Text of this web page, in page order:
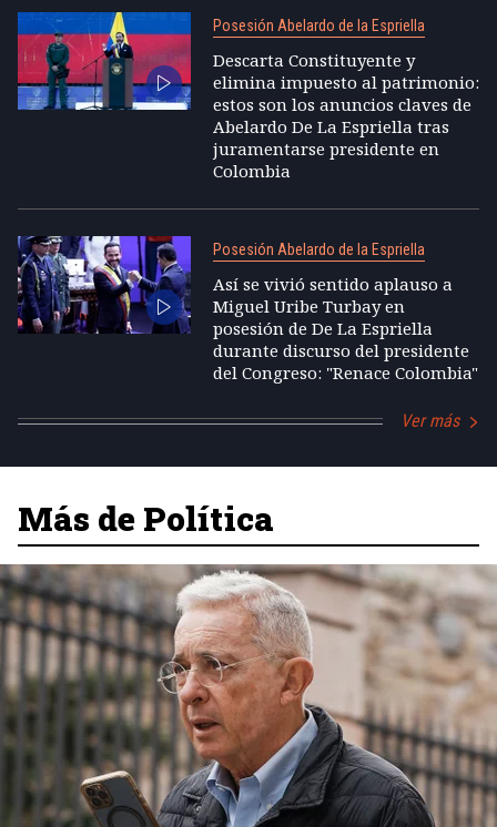
Posesión Abelardo de la Espriella
Descarta Constituyente y
elimina impuesto al patrimonio:
estos son los anuncios claves de
Abelardo De La Espriella tras
juramentarse presidente en
Colombia
Posesión Abelardo de la Espriella
Así se vivió sentido aplauso a
Miguel Uribe Turbay en
posesión de De La Espriella
durante discurso del presidente
del Congreso: "Renace Colombia"
Ver más
Más de Política